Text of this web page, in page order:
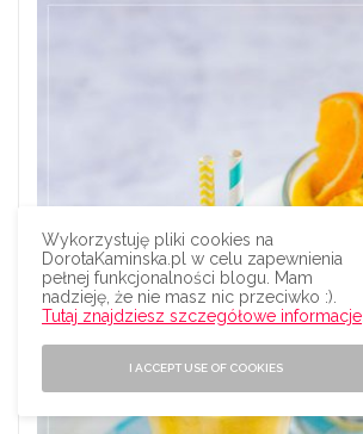
Wykorzystuję pliki cookies na
DorotaKaminska.pl w celu zapewnienia
pełnej funkcjonalności blogu. Mam
nadzieję, że nie masz nic przeciwko :).
Tutaj znajdziesz szczegółowe informacje
I ACCEPT USE OF COOKIES